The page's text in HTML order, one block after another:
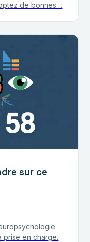
de bonnes…
sur ce
prise en charge.